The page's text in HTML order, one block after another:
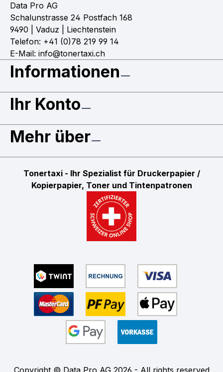
Data Pro AG
Schalunstrasse 24 Postfach 168
9490 | Vaduz | Liechtenstein
Telefon: +41 (0)78 219 99 14
E-Mail: info@tonertaxi.ch
Informationen
Ihr Konto
Mehr über
Tonertaxi - Ihr Spezialist für Druckerpapier /
Kopierpapier, Toner und Tintenpatronen